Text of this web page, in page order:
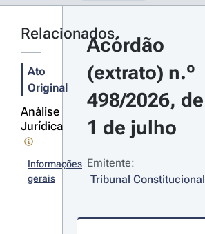
Relacionados
Ato
Original
Análise
Jurídica
Informações
gerais
Acórdão
(extrato) n.º
498/2026, de
1 de julho
Emitente:
Tribunal Constitucional